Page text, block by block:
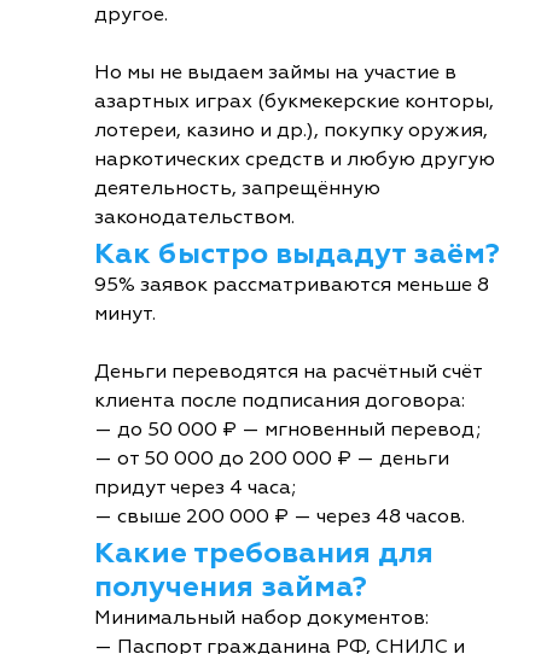
другое.
Но мы не выдаем займы на участие в
азартных играх (букмекерские конторы,
лотереи, казино и др.), покупку оружия,
наркотических средств и любую другую
деятельность, запрещённую
законодательством.
Как быстро выдадут заём?
95% заявок рассматриваются меньше 8
минут.
Деньги переводятся на расчётный счёт
клиента после подписания договора:
— до 50 000 ₽ — мгновенный перевод;
— от 50 000 до 200 000 ₽ — деньги
придут через 4 часа;
— свыше 200 000 ₽ — через 48 часов.
Какие требования для
получения займа?
Минимальный набор документов:
— Паспорт гражданина РФ, СНИЛС и